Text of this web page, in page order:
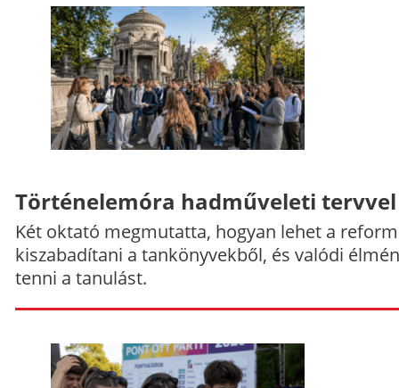
Történelemóra hadműveleti tervvel
Két oktató megmutatta, hogyan lehet a
kiszabadítani a tankönyvekből, és valódi
tenni a tanulást.